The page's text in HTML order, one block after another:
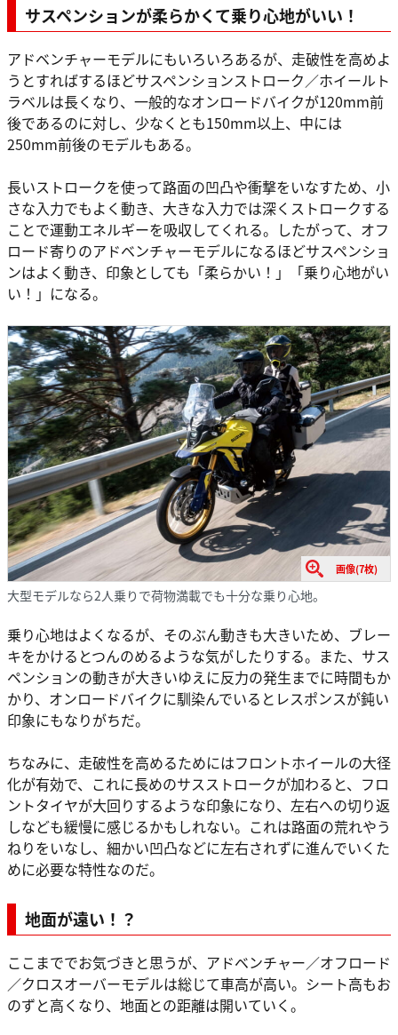
サスペンションが柔らかくて乗り心地がいい！
アドベンチャーモデルにもいろいろあるが、走破性を高めよ
うとすればするほどサスペンションストローク／ホイールト
ラベルは長くなり、一般的なオンロードバイクが120mm前
後であるのに対し、少なくとも150mm以上、中には
250mm前後のモデルもある。
長いストロークを使って路面の凹凸や衝撃をいなすため、小
さな入力でもよく動き、大きな入力では深くストロークする
ことで運動エネルギーを吸収してくれる。したがって、オフ
ロード寄りのアドベンチャーモデルになるほどサスペンショ
ンはよく動き、印象としても「柔らかい！」「乗り心地がい
い！」になる。
画像(7枚)
大型モデルなら2人乗りで荷物満載でも十分な乗り心地。
乗り心地はよくなるが、そのぶん動きも大きいため、ブレー
キをかけるとつんのめるような気がしたりする。また、サス
ペンションの動きが大きいゆえに反力の発生までに時間もか
かり、オンロードバイクに馴染んでいるとレスポンスが鈍い
印象にもなりがちだ。
ちなみに、走破性を高めるためにはフロントホイールの大径
化が有効で、これに長めのサスストロークが加わると、フロ
ントタイヤが大回りするような印象になり、左右への切り返
しなども緩慢に感じるかもしれない。これは路面の荒れやう
ねりをいなし、細かい凹凸などに左右されずに進んでいくた
めに必要な特性なのだ。
地面が遠い！？
ここまででお気づきと思うが、アドベンチャー／オフロード
／クロスオーバーモデルは総じて車高が高い。シート高もお
のずと高くなり、地面との距離は開いていく。